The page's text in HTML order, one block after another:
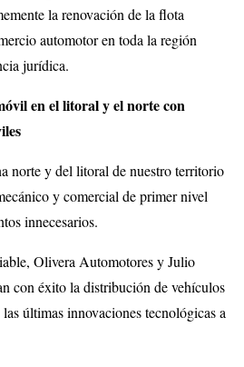
la renovación de la flota
automotor en toda la región
jurídica.
en el litoral y el norte con
norte y del litoral de nuestro territorio
y comercial de primer nivel
innecesarios.
Olivera Automotores y Julio
con éxito la distribución de vehículos
últimas innovaciones tecnológicas a